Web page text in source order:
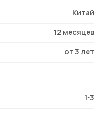
Китай
12 месяцев
от 3 лет
1-3